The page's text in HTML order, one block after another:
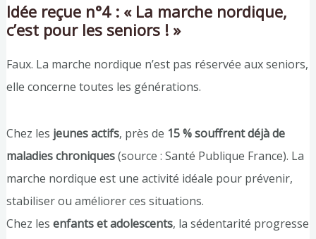
Idée reçue n°4 : « La marche nordique,
c’est pour les seniors ! »
Faux. La marche nordique n’est pas réservée aux seniors,
elle concerne toutes les générations.
Chez les jeunes actifs, près de 15 % souffrent déjà de
maladies chroniques(source : Santé Publique France). La
marche nordique est une activité idéale pour prévenir,
stabiliser ou améliorer ces situations.
Chez les enfants et adolescents, la sédentarité progresse